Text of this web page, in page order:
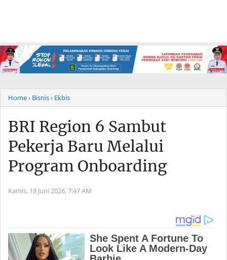
Home› Bisnis› Ekbis
BRI Region 6 Sambut
Pekerja Baru Melalui
Program Onboarding
Kamis, 18 Juni 2026, 7:47 AM